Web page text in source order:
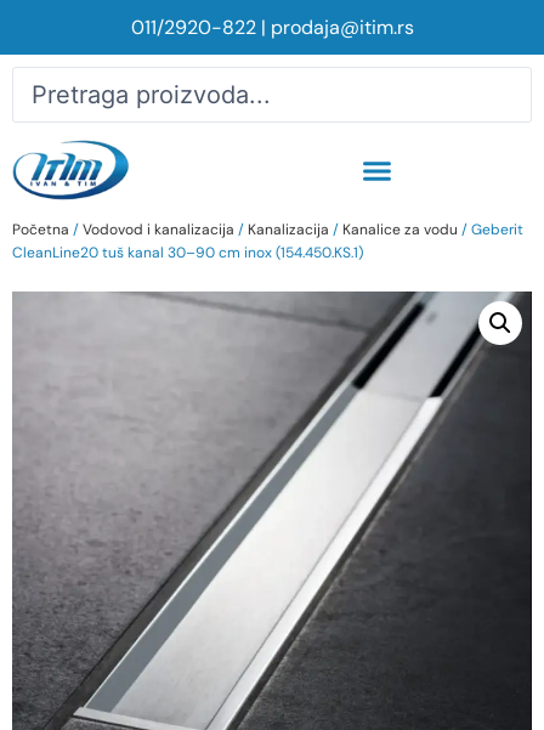
011/2920-822| prodaja@itim.rs
Početna /Vodovod i kanalizacija / Kanalizacija / Kanalice za vodu / Geberit
CleanLine20 tuš kanal 30–90 cm inox (154.450.KS.1)